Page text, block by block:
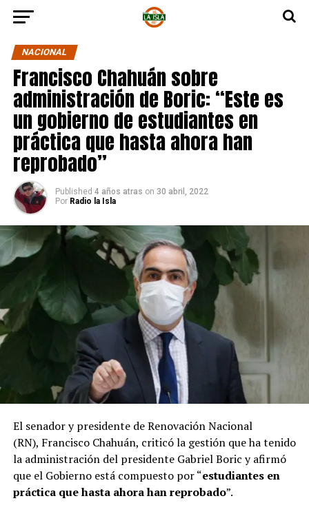
NACIONAL
Francisco Chahuán sobre
administración de Boric: “Este es
un gobierno de estudiantes en
práctica que hasta ahora han
reprobado”
Published 4 años atras on 30 abril, 2022
Por Radio la Isla
El senador y presidente de Renovación Nacional
(RN), Francisco Chahuán, criticó la gestión que ha tenido
la administración del presidente Gabriel Boric y afirmó
que el Gobierno está compuesto por “estudiantes en
práctica que hasta ahora han reprobado”.